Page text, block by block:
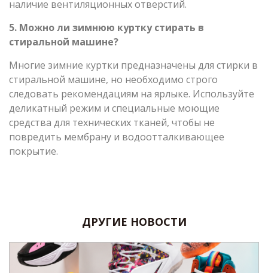
наличие вентиляционных отверстий.
5. Можно ли зимнюю куртку стирать в
стиральной машине?
Многие зимние куртки предназначены для стирки в
стиральной машине, но необходимо строго
следовать рекомендациям на ярлыке. Используйте
деликатный режим и специальные моющие
средства для технических тканей, чтобы не
повредить мембрану и водоотталкивающее
покрытие.
ДРУГИЕ НОВОСТИ